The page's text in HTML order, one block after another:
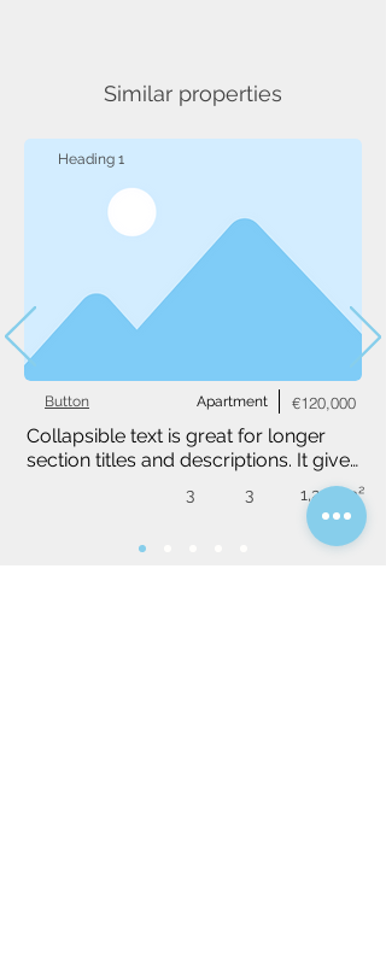
Similar properties
Heading 1
Apartment
Button €120,000
Collapsible text is great for longer
section titles and descriptions. It gives
need, while keeping your layout
clean. Link your text to anything, or
set your text box to expand on click.
3 3 1,234 m²